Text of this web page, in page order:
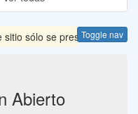
Toggle nav
sitio sólo se presentan las
Abierto